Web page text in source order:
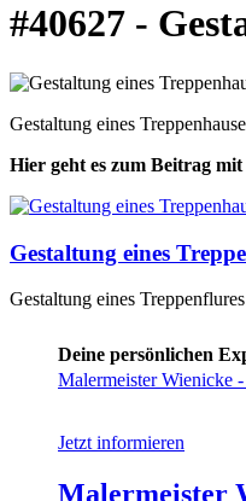
#40627 -
Gestaltung eines
Hier geht es zum Beitrag
Gestaltung eines
Gestaltung eines
Deine persönlichen
Malermeister Wienicke
Jetzt informieren
Malermeister